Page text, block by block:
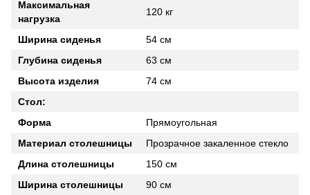
Максимальная
нагрузка
120 кг
Ширина сиденья
54 см
Глубина сиденья
63 см
Высота изделия
74 см
Стол:
Форма
Прямоугольная
Материал столешницы
Прозрачное закаленное стекло
Длина столешницы
150 см
Ширина столешницы
90 см